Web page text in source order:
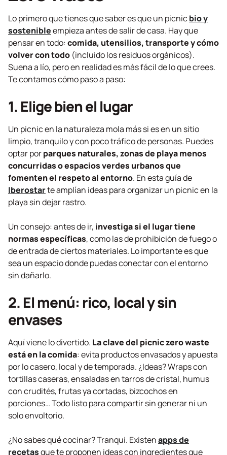
Lo primero que tienes que saber es que un picnicbio y
sostenibleempieza antes de salir de casa. Hay que
pensar en todo:comida, utensilios, transporte y cómo
volver con todo (incluido los residuos orgánicos).
Suena a lío, pero en realidad es más fácil de lo que crees.
Te contamos cómo paso a paso:
1. Elige bien el lugar
Un picnic en la naturaleza mola más si es en un sitio
limpio, tranquilo y con poco tráfico de personas. Puedes
optar porparques naturales, zonas de playa menos
concurridas o espacios verdes urbanos que
fomenten el respeto al entorno. En esta guía de
Iberostarte amplían ideas para organizar un picnic en la
playa sin dejar rastro.
Un consejo: antes de ir, investiga si el lugar tiene
normas específicas, como las de prohibición de fuego o
de entrada de ciertos materiales. Lo importante es que
sea un espacio donde puedas conectar con el entorno
sin dañarlo.
2. El menú: rico, local y sin
envases
Aquí viene lo divertido. La clave del picniczero waste
está en la comida: evita productos envasados y apuesta
por lo casero, local y de temporada. ¿Ideas?Wrapscon
tortillas caseras, ensaladas en tarros de cristal, humus
con crudités, frutas ya cortadas, bizcochos en
porciones… Todo listo para compartir sin generar ni un
solo envoltorio.
¿No sabes qué cocinar? Tranqui. Existenapps de
recetasque te proponen ideas con ingredientes que